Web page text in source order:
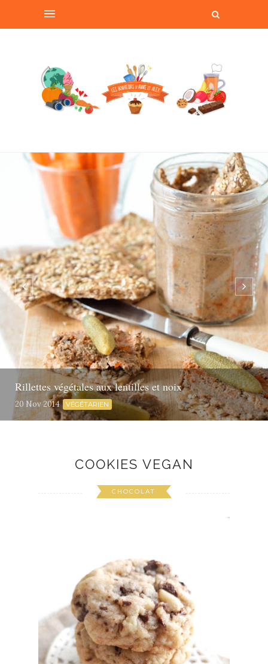
Rillettes végétales aux lentilles et noix
20 Nov 2014 VÉGÉTARIEN
COOKIES VEGAN
CHOCOLAT